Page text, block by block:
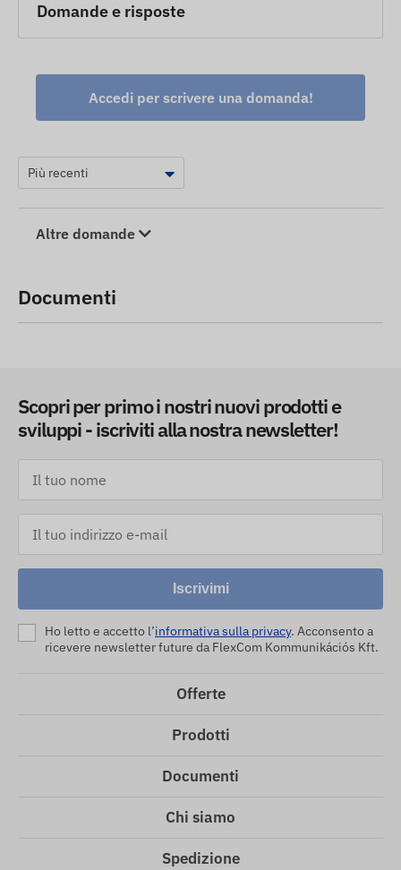
Domande e risposte
Accedi per scrivere una domanda!
Altre domande
Documenti
Scopri per primo i nostri nuovi prodotti e
sviluppi - iscriviti alla nostra newsletter!
Iscrivimi
Ho letto e accetto l’informativa sulla privacy. Acconsento a
ricevere newsletter future da FlexCom Kommunikációs Kft.
Offerte
Prodotti
Documenti
Chi siamo
Spedizione